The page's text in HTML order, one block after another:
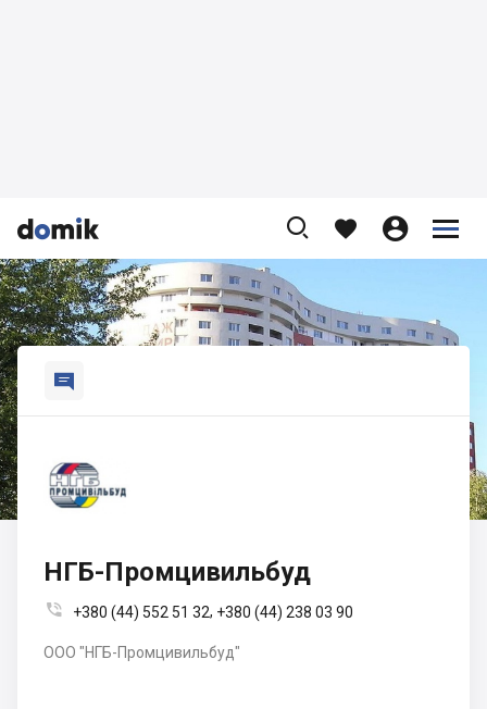


    



НГБ-Промцивильбуд
 +380 (44) 552 51 32, +380 (44) 238 03 90
ООО "НГБ-Промцивильбуд"